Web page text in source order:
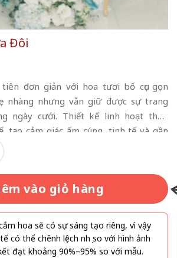
Đôi
đơn giản với hoa tươi bố cục gọn
nhàng nhưng vẫn giữ được sự trang
ngày cưới. Thiết kế linh hoạt theo
tạo cảm giác ấm cúng, tinh tế và gần
lượng
vào giỏ hàng
hoa sẽ có sự sáng tạo riêng, vì vậy
có thể chênh lệch nhẹ so với hình ảnh
đạt khoảng 90%–95% so với mẫu.